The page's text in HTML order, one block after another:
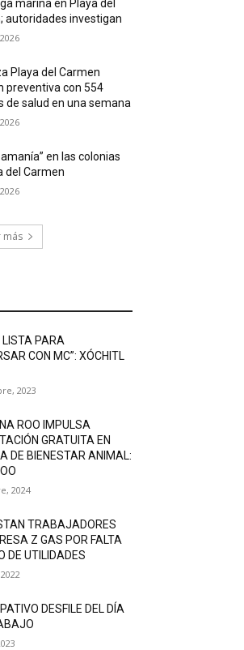
marina en Playa del
autoridades investigan
Playa del Carmen
preventiva con 554
de salud en una semana
en las colonias
del Carmen
más
LISTA PARA
CON MC”: XÓCHITL
2023
ROO IMPULSA
GRATUITA EN
DE BIENESTAR ANIMAL:
2024
TRABAJADORES
Z GAS POR FALTA
DE UTILIDADES
DESFILE DEL DÍA